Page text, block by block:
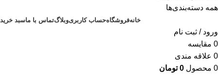
همه دسته‌بندی‌ها
خانهفروشگاهحساب کاربریوبلاگتماس با ماسبد خرید
ورود / ثبت نام
0 مقایسه
0 علاقه مندی
0 محصول 0 تومان